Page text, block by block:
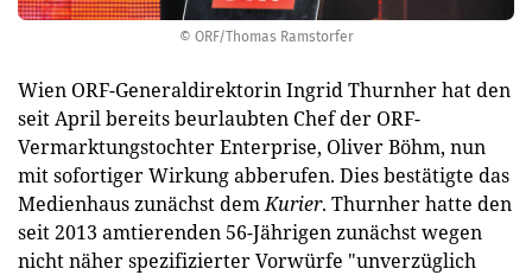
© ORF/Thomas Ramstorfer
Wien ORF-Generaldirektorin Ingrid Thurnher hat den
seit April bereits beurlaubten Chef der ORF-
Vermarktungstochter Enterprise, OliverBöhm, nun
mit sofortiger Wirkung abberufen. Dies bestätigte das
Medienhaus zunächst demKurier. Thurnher hatte den
seit 2013 amtierenden 56-Jährigen zunächst wegen
nicht näher spezifizierter Vorwürfe "unverzüglich